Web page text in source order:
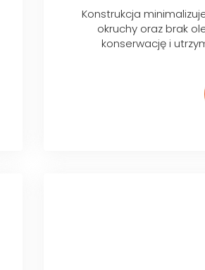
Konstrukcja
okruchy oraz brak
konserwację i